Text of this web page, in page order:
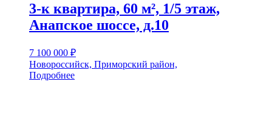
3-к квартира, 60 м², 1/5 этаж,
Анапское шоссе, д.10
7 100 000 ₽
Новороссийск, Приморский район,
Подробнее